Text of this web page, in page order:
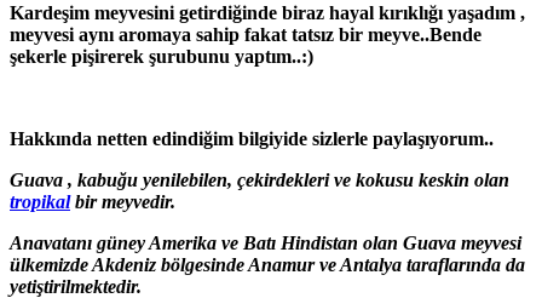
Kardeşim meyvesini getirdiğinde biraz hayal kırıklığı yaşadım ,
meyvesi aynı aromaya sahip fakat tatsız bir meyve..Bende
şekerle pişirerek şurubunu yaptım..:)
Hakkında netten edindiğim bilgiyide sizlerle paylaşıyorum..
Guava , kabuğu yenilebilen, çekirdekleri ve kokusu keskin olan
tropikalbir meyvedir.
Anavatanı güney Amerika ve Batı Hindistan olan Guava meyvesi
ülkemizde Akdeniz bölgesinde Anamur ve Antalya taraflarında da
yetiştirilmektedir.